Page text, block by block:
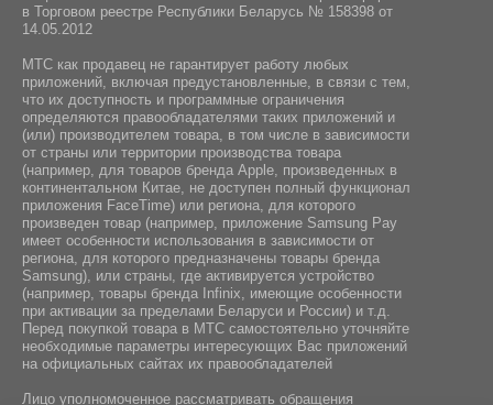
в Торговом реестре Республики Беларусь № 158398 от
14.05.2012
МТС как продавец не гарантирует работу любых
приложений, включая предустановленные, в связи с тем,
что их доступность и программные ограничения
определяются правообладателями таких приложений и
(или) производителем товара, в том числе в зависимости
от страны или территории производства товара
(например, для товаров бренда Apple, произведенных в
континентальном Китае, не доступен полный функционал
приложения FaceTime) или региона, для которого
произведен товар (например, приложение Samsung Pay
имеет особенности использования в зависимости от
региона, для которого предназначены товары бренда
Samsung), или страны, где активируется устройство
(например, товары бренда Infiniх, имеющие особенности
при активации за пределами Беларуси и России) и т.д.
Перед покупкой товара в МТС самостоятельно уточняйте
необходимые параметры интересующих Вас приложений
на официальных сайтах их правообладателей
Лицо уполномоченное рассматривать обращения